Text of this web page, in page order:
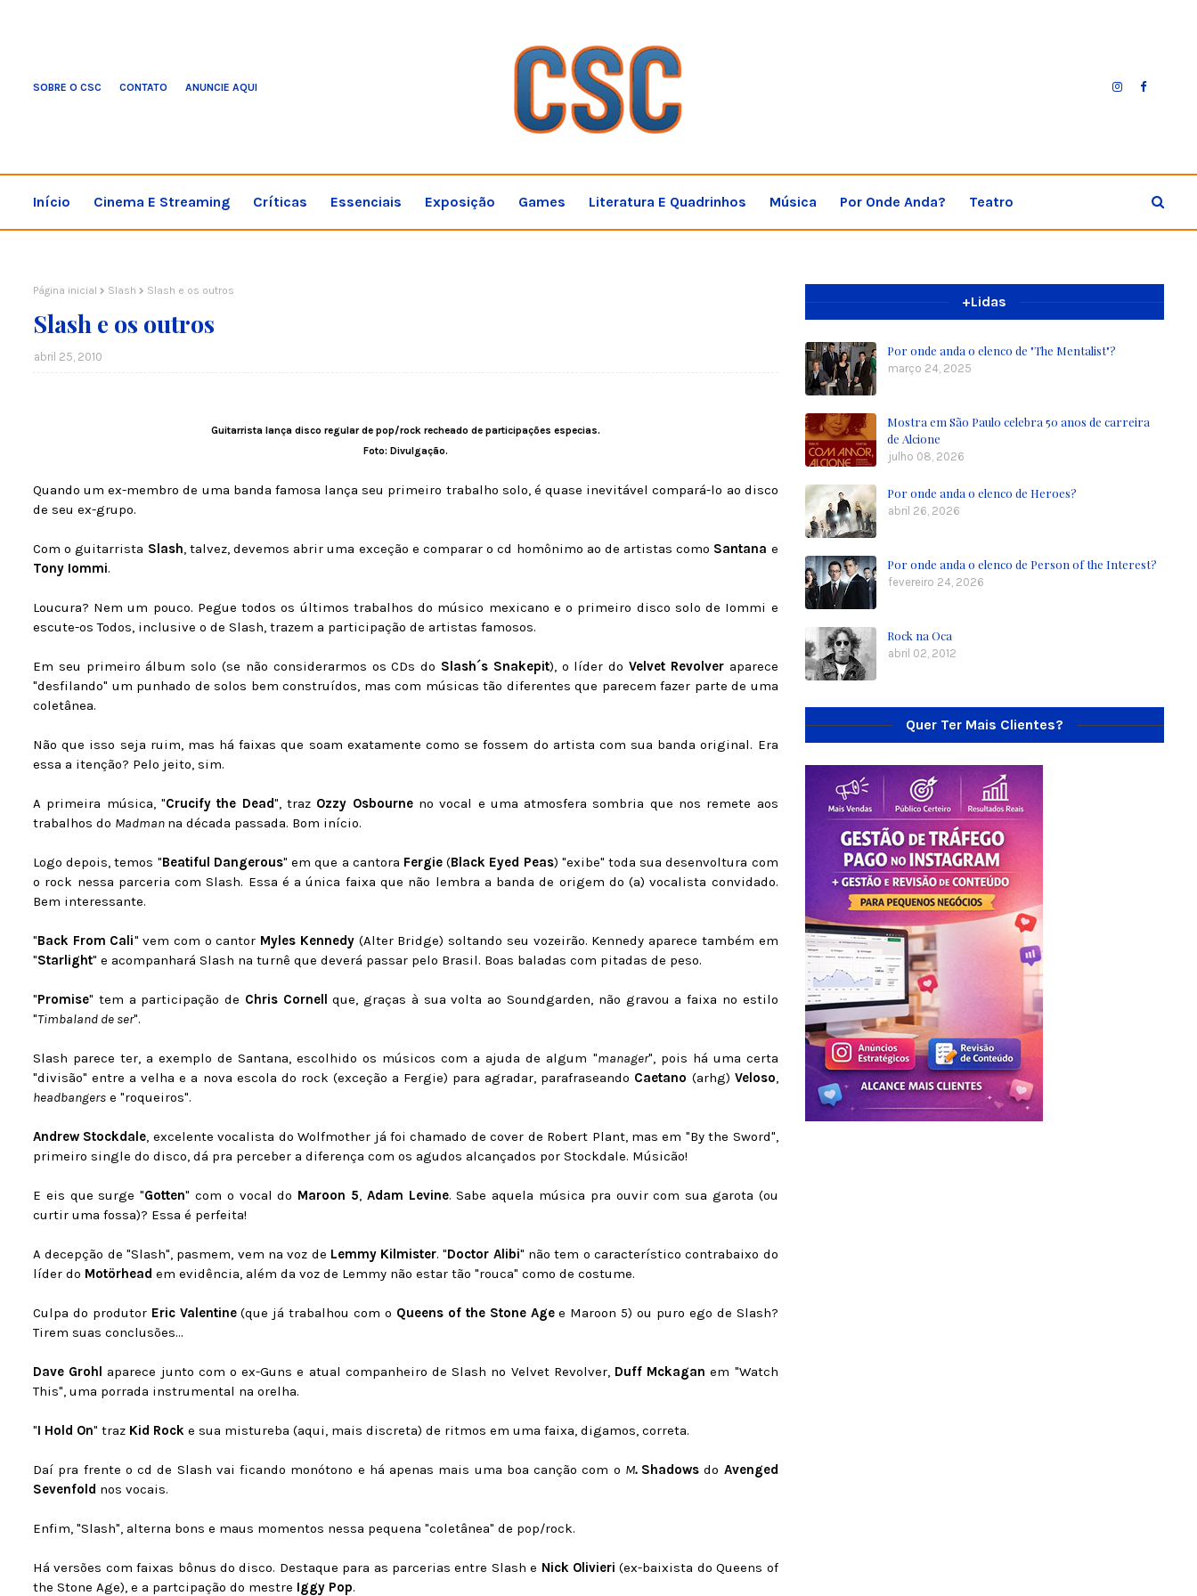
SOBRE O CSC CONTATO ANUNCIE AQUI
Início Cinema E Streaming Críticas Essenciais Exposição Games Literatura E Quadrinhos Música Por Onde Anda? Teatro
Página inicial Slash Slash e os outros
Slash e os outros
abril 25, 2010
Guitarrista lança disco regular de pop/rock recheado de participações especias.
Foto: Divulgação.
Quando um ex-membro de uma banda famosa lança seu primeiro trabalho solo, é quase inevitável compará-lo ao disco
de seu ex-grupo.
Com o guitarrista Slash, talvez, devemos abrir uma exceção e comparar o cd homônimo ao de artistas como Santana e
Tony Iommi.
Loucura? Nem um pouco. Pegue todos os últimos trabalhos do músico mexicano e o primeiro disco solo de Iommi e
escute-os Todos, inclusive o de Slash, trazem a participação de artistas famosos.
Em seu primeiro álbum solo (se não considerarmos os CDs do Slash´s Snakepit), o líder doVelvet Revolver aparece
"desfilando" um punhado de solos bem construídos, mas com músicas tão diferentes que parecem fazer parte de uma
coletânea.
Não que isso seja ruim, mas há faixas que soam exatamente como se fossem do artista com sua banda original. Era
essa a itenção? Pelo jeito, sim.
A primeira música, "Crucify the Dead", traz Ozzy Osbourneno vocal e uma atmosfera sombria que nos remete aos
trabalhos do Madman na década passada. Bom início.
Logo depois, temos "Beatiful Dangerous" em que a cantora Fergie(Black Eyed Peas) "exibe" toda sua desenvoltura com
o rock nessa parceria com Slash. Essa é a única faixa que não lembra a banda de origem do (a) vocalista convidado.
Bem interessante.
"Back From Cali" vem com o cantor Myles Kennedy(Alter Bridge) soltando seu vozeirão. Kennedy aparece também em
"Starlight" e acompanhará Slash na turnê que deverá passar pelo Brasil. Boas baladas com pitadas de peso.
"Promise" tem a participação de Chris Cornell que, graças à sua volta ao Soundgarden, não gravou a faixa no estilo
"Timbaland de ser".
Slash parece ter, a exemplo de Santana, escolhido os músicos com a ajuda de algum "manager", pois há uma certa
"divisão" entre a velha e a nova escola do rock (exceção a Fergie) para agradar, parafraseando Caetano (arhg) Veloso,
headbangers e "roqueiros".
Andrew Stockdale, excelente vocalista do Wolfmother já foi chamado de cover de Robert Plant, mas em "By the Sword",
primeiro single do disco, dá pra perceber a diferença com os agudos alcançados por Stockdale. Músicão!
E eis que surge "Gotten" com o vocal do Maroon 5, Adam Levine. Sabe aquela música pra ouvir com sua garota (ou
curtir uma fossa)? Essa é perfeita!
A decepção de "Slash", pasmem, vem na voz de Lemmy Kilmister. "Doctor Alibi" não tem o característico contrabaixo do
líder do Motörhead em evidência, além da voz de Lemmy não estar tão "rouca" como de costume.
Culpa do produtorEric Valentine(que já trabalhou com o Queens of the Stone Agee Maroon 5) ou puro ego de Slash?
Tirem suas conclusões...
Dave Grohl aparece junto com o ex-Guns e atual companheiro de Slash no Velvet Revolver, Duff Mckagan em "Watch
This", uma porrada instrumental na orelha.
"I Hold On" traz Kid Rock e sua mistureba (aqui, mais discreta) de ritmos em uma faixa, digamos, correta.
Daí pra frente o cd de Slash vai ficando monótono e há apenas mais uma boa canção com o M.Shadows do Avenged
Sevenfold nos vocais.
Enfim, "Slash", alterna bons e maus momentos nessa pequena "coletânea" de pop/rock.
Há versões com faixas bônus do disco. Destaque para as parcerias entre Slash e Nick Olivieri (ex-baixista do Queens of
the Stone Age), e a partcipação do mestre Iggy Pop.
+Lidas
Por onde anda o elenco de "The Mentalist"?
março 24, 2025
Mostra em São Paulo celebra 50 anos de carreira
de Alcione
julho 08, 2026
Por onde anda o elenco de Heroes?
abril 26, 2026
Por onde anda o elenco de Person of the Interest?
fevereiro 24, 2026
Rock na Oca
abril 02, 2012
Quer Ter Mais Clientes?